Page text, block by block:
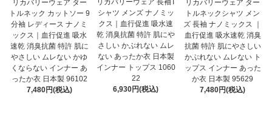
リカバリーウェア ター
トルネック カットソー 9
分袖 レディース ナノミ
ックス｜血行促進 吸水
速乾 消臭抗菌 特許 肌に
やさしい ムレない かゆ
くならない インナー あ
ったか衣 日本製 96102
7,480円(税込)
リカバリーウェア 長袖T
シャツ メンズ ナノミッ
クス｜血行促進 吸水速
乾 消臭抗菌 特許 肌にや
さしい かぶれない ムレ
ない あったか衣 日本製
インナー トップス 1060
22
6,930円(税込)
リカバリーウェア ター
トルネックシャツ メン
ズ 長袖 ナノミックス ｜
血行促進 吸水速乾 消臭
抗菌 特許 肌にやさしい
かぶれない ムレない ト
ップス インナー あった
か衣 日本製 95629
7,480円(税込)